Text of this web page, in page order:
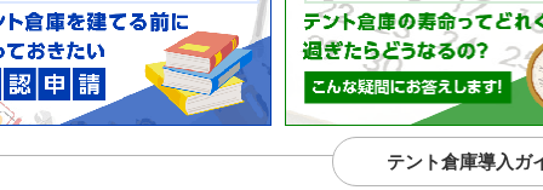
テント倉庫導入ガ